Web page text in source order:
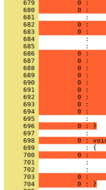
     679
0 :
     680
0 :
     681
     682
0 :
     683
0 :
     684
     685
     686
0 :
     687
0 :
     688
0 :
     689
0 :
     690
0 :
     691
0 :
     692
0 :
     693
0 :
     694
0 :
     695
     696
          0 : }
     697
     698
0 :
     699
     700
0 :
     701
     702
     703
0 :
     704
          0 : }